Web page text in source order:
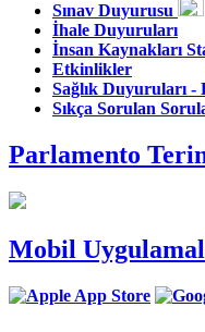
Sınav Duyurusu
İhale Duyuruları
İnsan Kaynakları
Etkinlikler
Sağlık Duyuruları -
Sıkça Sorulan
Parlamento
Mobil